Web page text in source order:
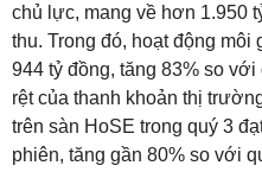
chủ lực, mang về hơn 1.950
thu. Trong đó, hoạt động
944 tỷ đồng, tăng 83% so
rệt của thanh khoản thị
trên sàn HoSE trong quý 3
phiên, tăng gần 80% so với